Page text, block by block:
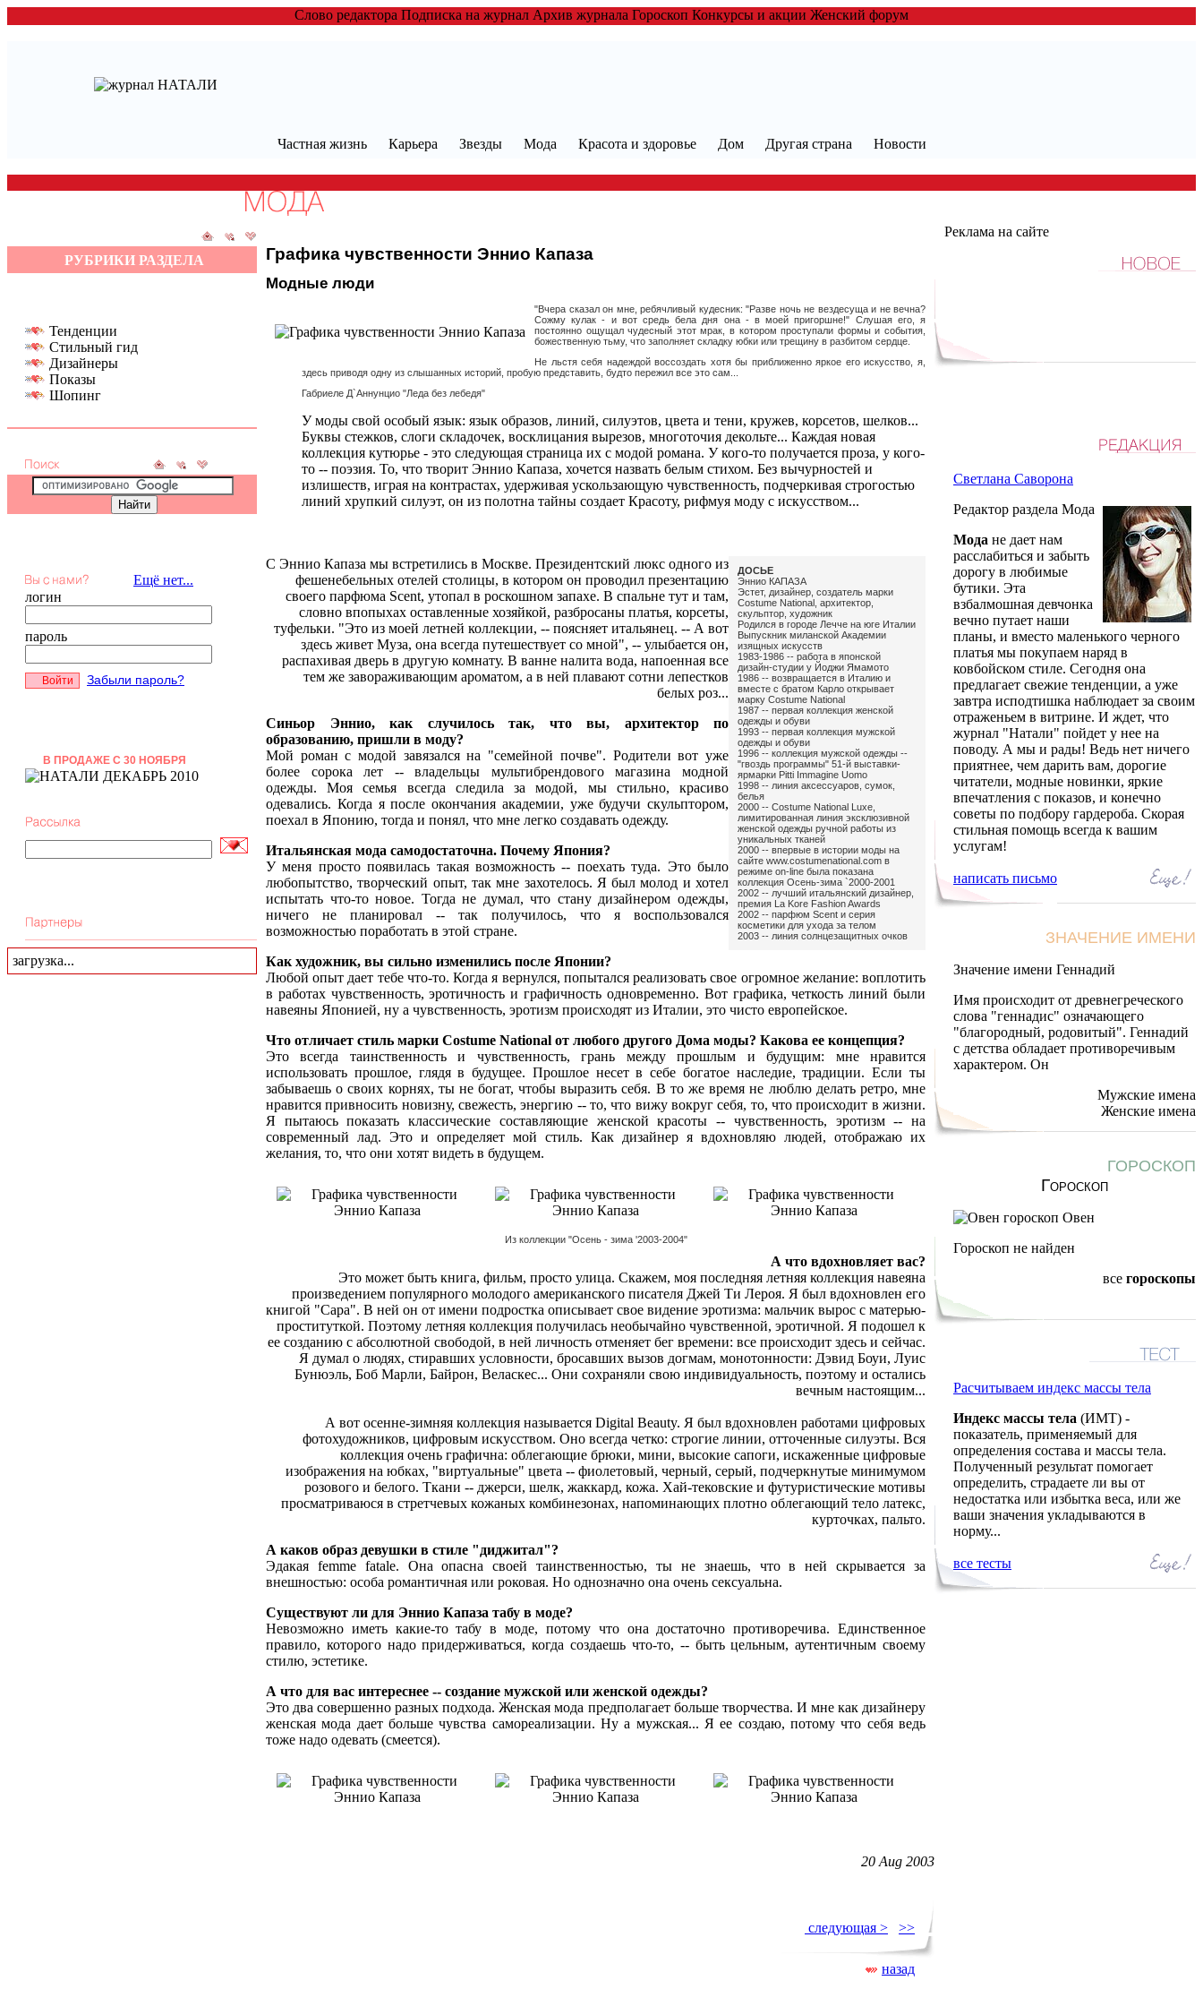
Слово редактора Подписка на журнал Архив журнала Гороскоп Конкурсы и акции Женский форум
Частная жизнь Карьера Звезды Мода Красота и здоровье Дом Другая страна Новости
РУБРИКИ РАЗДЕЛА
Тенденции
Стильный гид
Дизайнеры
Показы
Шопинг
Ещё нет...
логин
пароль
Забыли пароль?
В ПРОДАЖЕ С 30 НОЯБРЯ
загрузка...
Графика чувственности Эннио Капаза
Модные люди
"Вчера сказал он мне, ребячливый кудесник: "Разве ночь не вездесуща и не вечна?
Сожму кулак - и вот средь бела дня она - в моей пригоршне!" Слушая его, я
постоянно ощущал чудесный этот мрак, в котором проступали формы и события,
божественную тьму, что заполняет складку юбки или трещину в разбитом сердце.
Не льстя себя надеждой воссоздать хотя бы приближенно яркое его искусство, я,
здесь приводя одну из слышанных историй, пробую представить, будто пережил все это сам...
Габриеле Д`Аннунцио "Леда без лебедя"
У моды свой особый язык: язык образов, линий, силуэтов, цвета и тени, кружев, корсетов, шелков...
Буквы стежков, слоги складочек, восклицания вырезов, многоточия декольте... Каждая новая
коллекция кутюрье - это следующая страница их с модой романа. У кого-то получается проза, у кого-
то -- поэзия. То, что творит Эннио Капаза, хочется назвать белым стихом. Без вычурностей и
излишеств, играя на контрастах, удерживая ускользающую чувственность, подчеркивая строгостью
линий хрупкий силуэт, он из полотна тайны создает Красоту, рифмуя моду с искусством...
ДОСЬЕ
Эннио КАПАЗА
Эстет, дизайнер, создатель марки
Costume National, архитектор,
скульптор, художник
Родился в городе Лечче на юге Италии
Выпускник миланской Академии
изящных искусств
1983-1986 -- работа в японской
дизайн-студии у Йоджи Ямамото
1986 -- возвращается в Италию и
вместе с братом Карло открывает
марку Costume National
1987 -- первая коллекция женской
одежды и обуви
1993 -- первая коллекция мужской
одежды и обуви
1996 -- коллекция мужской одежды --
"гвоздь программы" 51-й выставки-
ярмарки Pitti Immagine Uomo
1998 -- линия аксессуаров, сумок,
белья
2000 -- Costume National Luxe,
лимитированная линия эксклюзивной
женской одежды ручной работы из
уникальных тканей
2000 -- впервые в истории моды на
сайте www.costumenational.com в
режиме on-line была показана
коллекция Осень-зима `2000-2001
2002 -- лучший итальянский дизайнер,
премия La Kore Fashion Awards
2002 -- парфюм Scent и серия
косметики для ухода за телом
2003 -- линия солнцезащитных очков
С Эннио Капаза мы встретились в Москве. Президентский люкс одного из
фешенебельных отелей столицы, в котором он проводил презентацию
своего парфюма Scent, утопал в роскошном запахе. В спальне тут и там,
словно впопыхах оставленные хозяйкой, разбросаны платья, корсеты,
туфельки. "Это из моей летней коллекции, -- поясняет итальянец. -- А вот
здесь живет Муза, она всегда путешествует со мной", -- улыбается он,
распахивая дверь в другую комнату. В ванне налита вода, напоенная все
тем же завораживающим ароматом, а в ней плавают сотни лепестков
белых роз...
Синьор Эннио, как случилось так, что вы, архитектор по
образованию, пришли в моду?
Мой роман с модой завязался на "семейной почве". Родители вот уже
более сорока лет -- владельцы мультибрендового магазина модной
одежды. Моя семья всегда следила за модой, мы стильно, красиво
одевались. Когда я после окончания академии, уже будучи скульптором,
поехал в Японию, тогда и понял, что мне легко создавать одежду.
Итальянская мода самодостаточна. Почему Япония?
У меня просто появилась такая возможность -- поехать туда. Это было
любопытство, творческий опыт, так мне захотелось. Я был молод и хотел
испытать что-то новое. Тогда не думал, что стану дизайнером одежды,
ничего не планировал -- так получилось, что я воспользовался
возможностью поработать в этой стране.
Как художник, вы сильно изменились после Японии?
Любой опыт дает тебе что-то. Когда я вернулся, попытался реализовать свое огромное желание: воплотить
в работах чувственность, эротичность и графичность одновременно. Вот графика, четкость линий были
навеяны Японией, ну а чувственность, эротизм происходят из Италии, это чисто европейское.
Что отличает стиль марки Costume National от любого другого Дома моды? Какова ее концепция?
Это всегда таинственность и чувственность, грань между прошлым и будущим: мне нравится
использовать прошлое, глядя в будущее. Прошлое несет в себе богатое наследие, традиции. Если ты
забываешь о своих корнях, ты не богат, чтобы выразить себя. В то же время не люблю делать ретро, мне
нравится привносить новизну, свежесть, энергию -- то, что вижу вокруг себя, то, что происходит в жизни.
Я пытаюсь показать классические составляющие женской красоты -- чувственность, эротизм -- на
современный лад. Это и определяет мой стиль. Как дизайнер я вдохновляю людей, отображаю их
желания, то, что они хотят видеть в будущем.
Из коллекции "Осень - зима '2003-2004"
А что вдохновляет вас?
Это может быть книга, фильм, просто улица. Скажем, моя последняя летняя коллекция навеяна
произведением популярного молодого американского писателя Джей Ти Лероя. Я был вдохновлен его
книгой "Сара". В ней он от имени подростка описывает свое видение эротизма: мальчик вырос с матерью-
проституткой. Поэтому летняя коллекция получилась необычайно чувственной, эротичной. Я подошел к
ее созданию с абсолютной свободой, в ней личность отменяет бег времени: все происходит здесь и сейчас.
Я думал о людях, стиравших условности, бросавших вызов догмам, монотонности: Дэвид Боуи, Луис
Бунюэль, Боб Марли, Байрон, Веласкес... Они сохраняли свою индивидуальность, поэтому и остались
вечным настоящим...
А вот осенне-зимняя коллекция называется Digital Beauty. Я был вдохновлен работами цифровых
фотохудожников, цифровым искусством. Оно всегда четко: строгие линии, отточенные силуэты. Вся
коллекция очень графична: облегающие брюки, мини, высокие сапоги, искаженные цифровые
изображения на юбках, "виртуальные" цвета -- фиолетовый, черный, серый, подчеркнутые минимумом
розового и белого. Ткани -- джерси, шелк, жаккард, кожа. Хай-тековские и футуристические мотивы
просматриваюся в стретчевых кожаных комбинезонах, напоминающих плотно облегающий тело латекс,
курточках, пальто.
А каков образ девушки в стиле "диджитал"?
Эдакая femme fatale. Она опасна своей таинственностью, ты не знаешь, что в ней скрывается за
внешностью: особа романтичная или роковая. Но однозначно она очень сексуальна.
Существуют ли для Эннио Капаза табу в моде?
Невозможно иметь какие-то табу в моде, потому что она достаточно противоречива. Единственное
правило, которого надо придерживаться, когда создаешь что-то, -- быть цельным, аутентичным своему
стилю, эстетике.
А что для вас интереснее -- создание мужской или женской одежды?
Это два совершенно разных подхода. Женская мода предполагает больше творчества. И мне как дизайнеру
женская мода дает больше чувства самореализации. Ну а мужская... Я ее создаю, потому что себя ведь
тоже надо одевать (смеется).
20 Aug 2003
следующая > >>
назад
Реклама на сайте
Светлана Саворона
Редактор раздела Мода
Мода не дает нам
расслабиться и забыть
дорогу в любимые
бутики. Эта
взбалмошная девчонка
вечно путает наши
планы, и вместо маленького черного
платья мы покупаем наряд в
ковбойском стиле. Сегодня она
предлагает свежие тенденции, а уже
завтра исподтишка наблюдает за своим
отраженьем в витрине. И ждет, что
журнал "Натали" пойдет у нее на
поводу. А мы и рады! Ведь нет ничего
приятнее, чем дарить вам, дорогие
читатели, модные новинки, яркие
впечатления с показов, и конечно
советы по подбору гардероба. Скорая
стильная помощь всегда к вашим
услугам!
написать письмо
ЗНАЧЕНИЕ ИМЕНИ
Значение имени Геннадий
Имя происходит от древнегреческого
слова "геннадис" означающего
"благородный, родовитый". Геннадий
с детства обладает противоречивым
характером. Он
Мужские имена
Женские имена
ГОРОСКОП
Гороскоп
гороскоп Овен
Гороскоп не найден
все гороскопы
Расчитываем индекс массы тела
Индекс массы тела (ИМТ) -
показатель, применяемый для
определения состава и массы тела.
Полученный результат помогает
определить, страдаете ли вы от
недостатка или избытка веса, или же
ваши значения укладываются в
норму...
все тесты